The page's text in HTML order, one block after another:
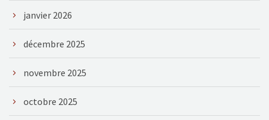
janvier 2026
décembre 2025
novembre 2025
octobre 2025